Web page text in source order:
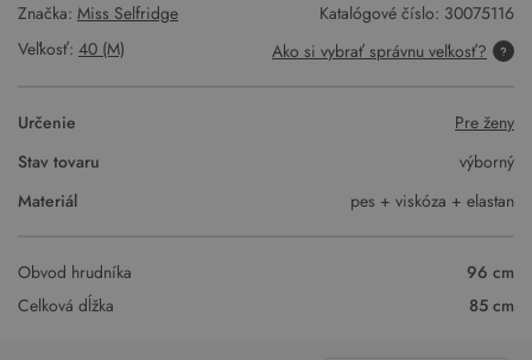
Značka: Miss Selfridge Katalógové číslo: 30075116
Veľkosť: 40 (M) Ako si vybrať správnu veľkosť?
Určenie
Pre ženy
Stav tovaru
výborný
Materiál
pes + viskóza + elastan
Obvod hrudníka
96 cm
Celková dĺžka
85 cm